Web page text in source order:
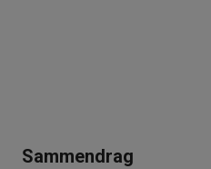
Sammendrag